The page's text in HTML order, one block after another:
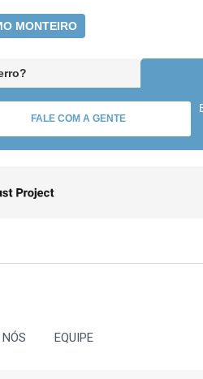
MONTEIRO
FALE COM A GENTE
EQUIPE